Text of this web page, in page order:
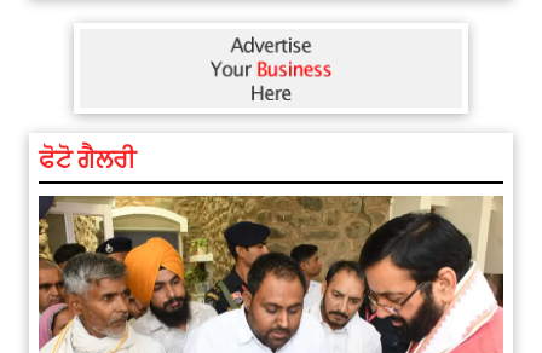
ਫੋਟੋ ਗੈਲਰੀ